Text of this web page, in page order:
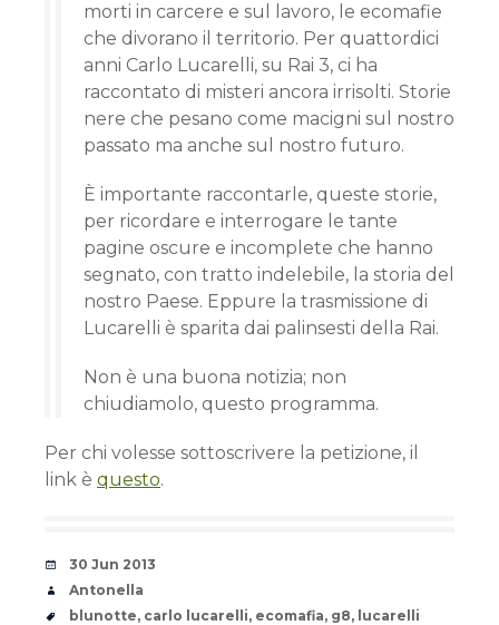
morti in carcere e sul lavoro, le ecomafie
che divorano il territorio. Per quattordici
anni Carlo Lucarelli, su Rai 3, ci ha
raccontato di misteri ancora irrisolti. Storie
nere che pesano come macigni sul nostro
passato ma anche sul nostro futuro.
È importante raccontarle, queste storie,
per ricordare e interrogare le tante
pagine oscure e incomplete che hanno
segnato, con tratto indelebile, la storia del
nostro Paese. Eppure la trasmissione di
Lucarelli è sparita dai palinsesti della Rai.
Non è una buona notizia; non
chiudiamolo, questo programma.
Per chi volesse sottoscrivere la petizione, il
link è questo.
Date
30 Jun 2013
Author
Antonella
Tags
blunotte, carlo lucarelli, ecomafia, g8, lucarelli